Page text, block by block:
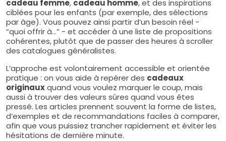
cadeau femme, cadeau homme, et des inspirations
ciblées pour les enfants (par exemple, des sélections
par âge). Vous pouvez ainsi partir d’un besoin réel -
“quoi offrir à…” - et accéder à une liste de propositions
cohérentes, plutôt que de passer des heures à scroller
des catalogues généralistes.
L’approche est volontairement accessible et orientée
pratique : on vous aide à repérer des cadeaux
originauxquand vous voulez marquer le coup, mais
aussi à trouver des valeurs sûres quand vous êtes
pressé. Les articles prennent souvent la forme de listes,
d’exemples et de recommandations faciles à comparer,
afin que vous puissiez trancher rapidement et éviter les
hésitations de dernière minute.